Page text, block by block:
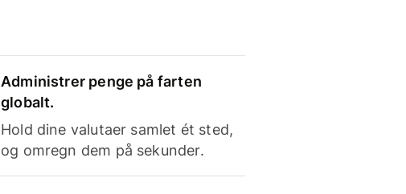
Administrer penge på farten
globalt.
Hold dine valutaer samlet ét sted,
og omregn dem på sekunder.